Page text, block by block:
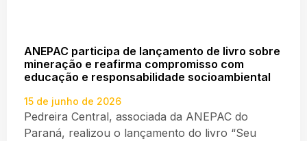
ANEPAC participa de lançamento de livro sobre
mineração e reafirma compromisso com
educação e responsabilidade socioambiental
15 de junho de 2026
Pedreira Central, associada da ANEPAC do
Paraná, realizou o lançamento do livro “Seu